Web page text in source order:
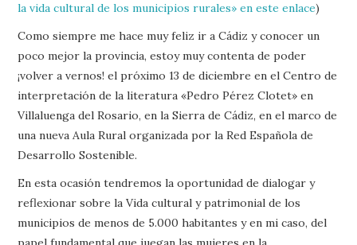
la vida cultural de los municipios rurales» en este enlace)
Como siempre me hace muy feliz ir a Cádiz y conocer un
poco mejor la provincia, estoy muy contenta de poder
¡volver a vernos! el próximo 13 de diciembre en el Centro de
interpretación de la literatura «Pedro Pérez Clotet» en
Villaluenga del Rosario, en la Sierra de Cádiz, en el marco de
una nueva Aula Rural organizada por la Red Española de
Desarrollo Sostenible.
En esta ocasión tendremos la oportunidad de dialogar y
reflexionar sobre la Vida cultural y patrimonial de los
municipios de menos de 5.000 habitantes y en mi caso, del